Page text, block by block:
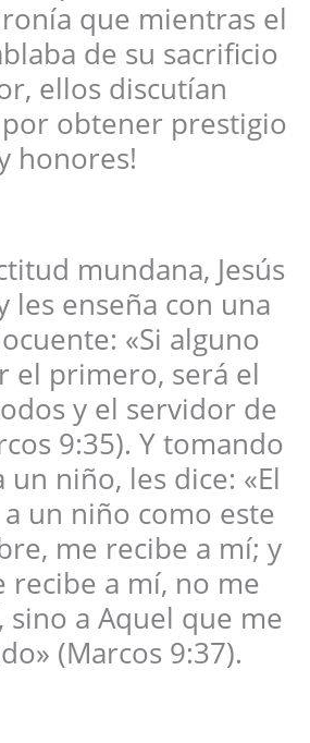
que mientras el
de su sacrificio
ellos discutían
obtener prestigio
honores!
mundana, Jesús
les enseña con una
«Si alguno
el primero, será el
y el servidor de
9:35). Y tomando
un niño, les dice: «El
un niño como este
me recibe a mí; y
recibe a mí, no me
sino a Aquel que me
(Marcos 9:37).